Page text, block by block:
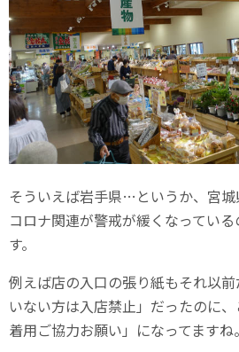
そういえば岩手県…というか、宮城
コロナ関連が警戒が緩くなってい
す。
例えば店の入口の張り紙もそれ以
いない方は入店禁止」だったのに
着用ご協力お願い」になってますね。